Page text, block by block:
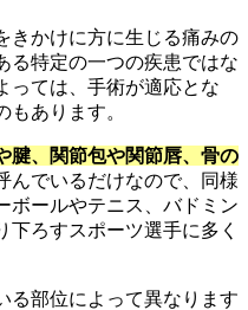
きかけに方に生じる痛みの
る特定の一つの疾患ではな
っては、手術が適応とな
もあります。
腱、関節包や関節唇、骨の
んでいるだけなので、同様
ボールやテニス、バドミン
下ろすスポーツ選手に多く
る部位によって異なります